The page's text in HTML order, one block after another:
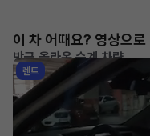
이 차 어때요? 영상으
방금 올라온 승계 차량
렌트